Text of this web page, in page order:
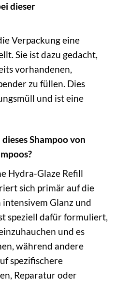
dieser
Verpackung eine
Sie ist dazu gedacht,
vorhandenen,
zu füllen. Dies
und ist eine
Shampoo von
Hydra-Glaze Refill
sich primär auf die
Glanz und
speziell dafür formuliert,
und es
während andere
spezifischere
Reparatur oder